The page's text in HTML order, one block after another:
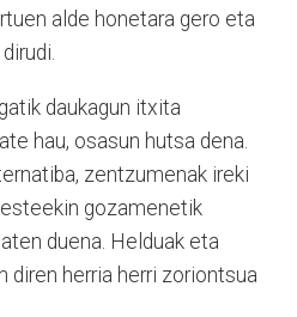
alde honetara gero eta
daukagun itxita
hau, osasun hutsa dena.
zentzumenak ireki
gozamenetik
duena. Helduak eta
diren herria herri zoriontsua